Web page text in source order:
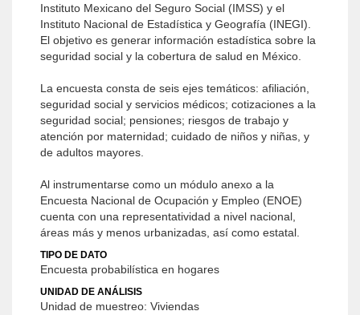
Instituto Mexicano del Seguro Social (IMSS) y el
Instituto Nacional de Estadística y Geografía (INEGI).
El objetivo es generar información estadística sobre la
seguridad social y la cobertura de salud en México.
La encuesta consta de seis ejes temáticos: afiliación,
seguridad social y servicios médicos; cotizaciones a la
seguridad social; pensiones; riesgos de trabajo y
atención por maternidad; cuidado de niños y niñas, y
de adultos mayores.
Al instrumentarse como un módulo anexo a la
Encuesta Nacional de Ocupación y Empleo (ENOE)
cuenta con una representatividad a nivel nacional,
áreas más y menos urbanizadas, así como estatal.
TIPO DE DATO
Encuesta probabilística en hogares
UNIDAD DE ANÁLISIS
Unidad de muestreo: Viviendas